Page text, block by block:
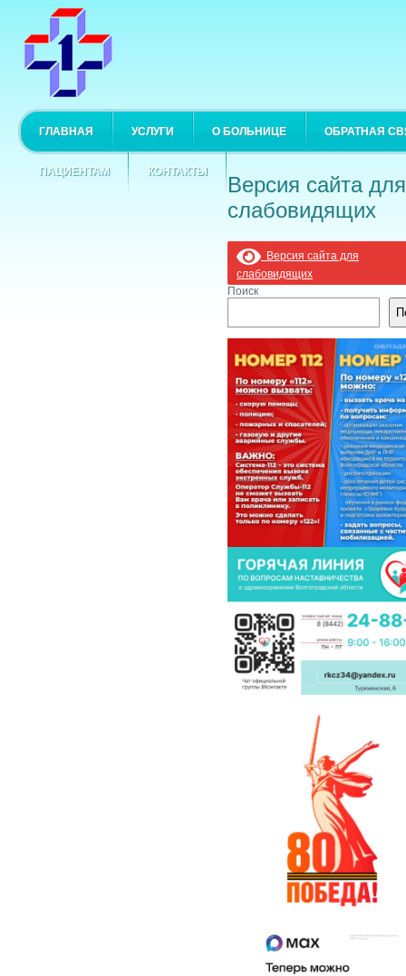
ГЛАВНАЯ УСЛУГИ О БОЛЬНИЦЕ ОБРАТНАЯ
ПАЦИЕНТАМ КОНТАКТЫ
Версия сайта для
слабовидящих
Версия сайта для
слабовидящих
Поиск